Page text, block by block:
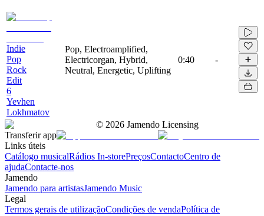
Indie
Pop
Rock
Edit
6
Yevhen
Lokhmatov
Pop, Electroamplified,
Electricorgan, Hybrid,
Neutral, Energetic, Uplifting
0:40 -
© 2026 Jamendo Licensing
Transferir app
Links úteis
Catálogo musicalRádios In-storePreçosContactoCentro de
ajudaContacte-nos
Jamendo
Jamendo para artistasJamendo Music
Legal
Termos gerais de utilizaçãoCondições de vendaPolítica de